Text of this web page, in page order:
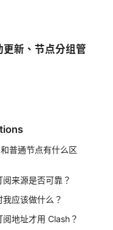
新、节点分组管
普通节点有什么区
来源是否可靠？
应该做什么？
地址才用 Clash？